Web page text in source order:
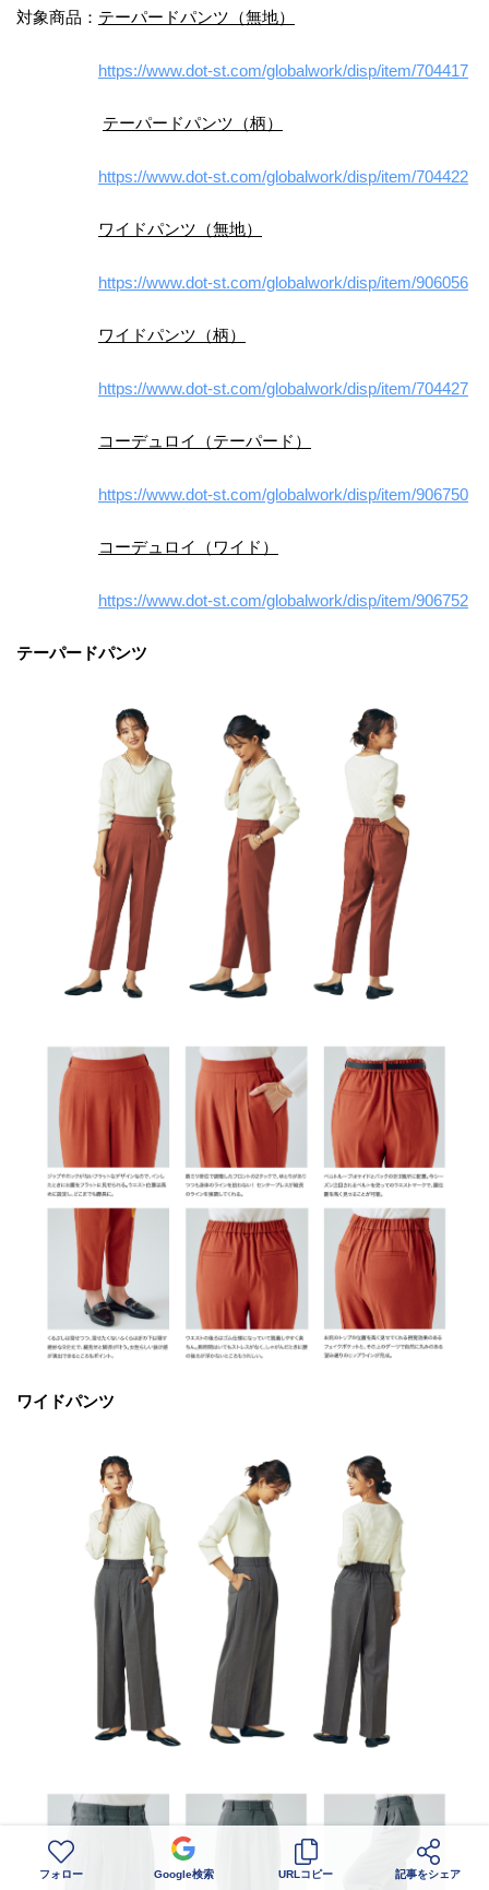
対象商品： テーパードパンツ（無地）
https://www.dot-st.com/globalwork/disp/item/704417
テーパードパンツ（柄）
https://www.dot-st.com/globalwork/disp/item/704422
ワイドパンツ（無地）
https://www.dot-st.com/globalwork/disp/item/906056
ワイドパンツ（柄）
https://www.dot-st.com/globalwork/disp/item/704427
コーデュロイ（テーパード）
https://www.dot-st.com/globalwork/disp/item/906750
コーデュロイ（ワイド）
https://www.dot-st.com/globalwork/disp/item/906752
テーパードパンツ
ワイドパンツ
フォロー Google検索 URLコピー 記事をシェア